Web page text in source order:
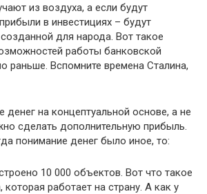
из воздуха, а если будут
в инвестициях – будут
для народа. Вот такое
работы банковской
раньше. Вспомните времена Сталина,
денег на концептуальной основе, а не
сделать дополнительную прибыль.
понимание денег было иное, то:
10 000 объектов. Вот что такое
работает на страну. А как у